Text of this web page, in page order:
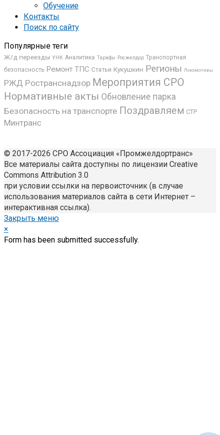
Обучение
Контакты
Поиск по сайту
Популярные теги
Ж/д переезды УНК Аналитика Тарифы Росжелдор Транспортная
безопасность Ремонт ТПС Статьи Кукушкин Регионы Локомотивы
РЖД Ространснадзор Мероприятия СРО
Нормативные акты Обновление парка
Безопасность на транспорте Поздравляем СТР
Минтранс
© 2017-2026 СРО Ассоциация «Промжелдортранс»
Все материалы сайта доступны по лицензии Creative
Commons Attribution 3.0
при условии ссылки на первоисточник (в случае
использования материалов сайта в сети Интернет –
интерактивная ссылка).
Закрыть меню
×
Form has been submitted successfully.